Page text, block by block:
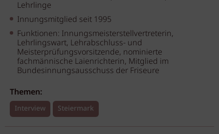
Lehrlinge
Innungsmitglied seit 1995
Funktionen: Innungsmeisterstellvertreterin,
Lehrlingswart, Lehrabschluss- und
Meisterprüfungsvorsitzende, nominierte
fachmännische Laienrichterin, Mitglied im
Bundesinnungsausschuss der Friseure
Themen:
Interview Steiermark